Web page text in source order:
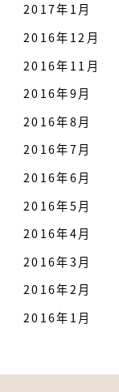
2017年1月
2016年12月
2016年11月
2016年9月
2016年8月
2016年7月
2016年6月
2016年5月
2016年4月
2016年3月
2016年2月
2016年1月